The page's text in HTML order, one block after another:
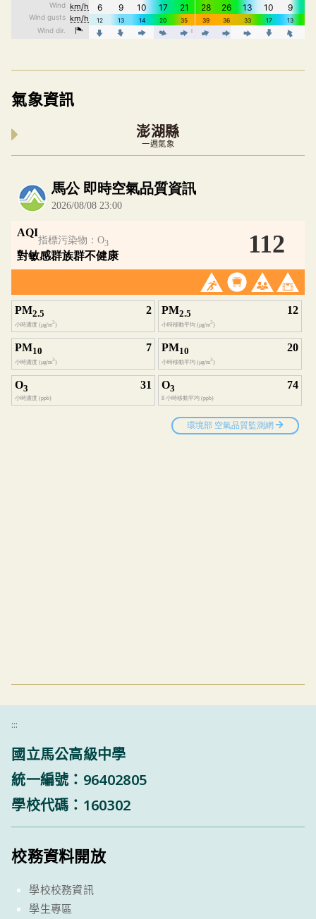
氣象資訊
澎湖縣
一週氣象
內嵌空氣品質小工具為視覺預覽，完整即時空
:::
國立馬公高級中學
統一編號：96402805
學校代碼：160302
校務資料開放
學校校務資訊
學生專區